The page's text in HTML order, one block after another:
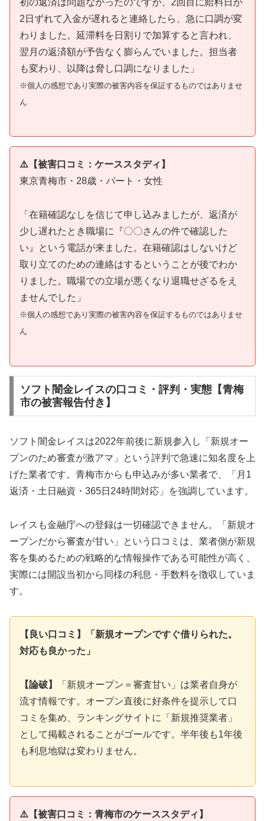
2日ずれて入金が遅れると連絡したら、急に口調が変
わりました。延滞料を日割りで加算すると言われ、
翌月の返済額が予告なく膨らんでいました。担当者
も変わり、以降は脅し口調になりました」
※個人の感想であり実際の被害内容を保証するものではありませ
ん
⚠️【被害口コミ：ケーススタディ】
東京青梅市・28歳・パート・女性
「在籍確認なしを信じて申し込みましたが、返済が
少し遅れたとき職場に『〇〇さんの件で確認した
い』という電話が来ました。在籍確認はしないけど
取り立てのための連絡はするということが後でわか
りました。職場での立場が悪くなり退職せざるをえ
ませんでした」
※個人の感想であり実際の被害内容を保証するものではありませ
ん
ソフト闇金レイスの口コミ・評判・実態【青梅
市の被害報告付き】
ソフト闇金レイスは2022年前後に新規参入し「新規オー
プンのため審査が激アマ」という評判で急速に知名度を上
げた業者です。青梅市からも申込みが多い業者で、「月1
返済・土日融資・365日24時間対応」を強調しています。
レイスも金融庁への登録は一切確認できません。「新規オ
ープンだから審査が甘い」という口コミは、業者側が新規
客を集めるための戦略的な情報操作である可能性が高く、
実際には開設当初から同様の利息・手数料を徴収していま
す。
【良い口コミ】「新規オープンですぐ借りられた。
対応も良かった」
【論破】
「新規オープン＝審査甘い」は業者自身が
流す情報です。オープン直後に好条件を提示して口
コミを集め、ランキングサイトに「新規推奨業者」
として掲載されることがゴールです。半年後も1年後
も利息地獄は変わりません。
⚠️【被害口コミ：青梅市のケーススタディ】